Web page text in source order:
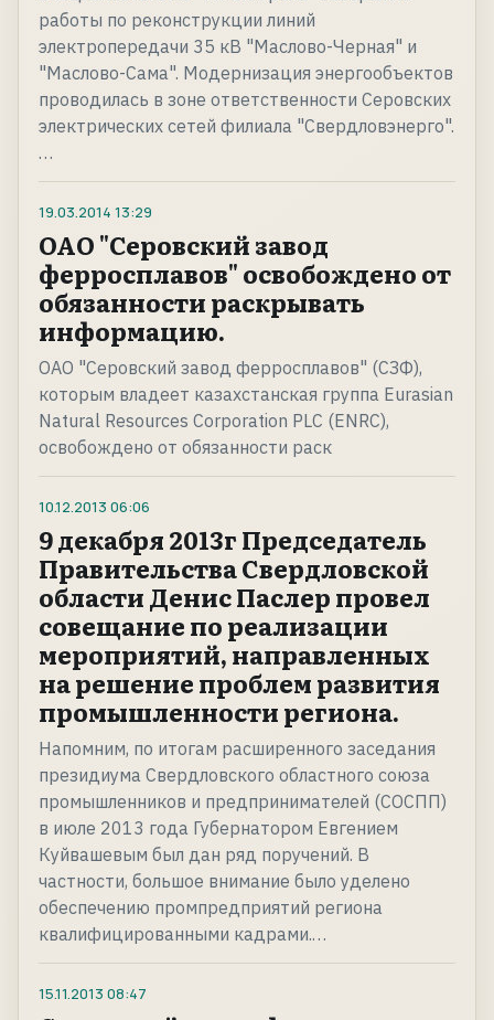
работы по реконструкции линий
электропередачи 35 кВ "Маслово-Черная" и
"Маслово-Сама". Модернизация энергообъектов
проводилась в зоне ответственности Серовских
электрических сетей филиала "Свердловэнерго".
…
19.03.2014 13:29
ОАО "Серовский завод
ферросплавов" освобождено от
обязанности раскрывать
информацию.
ОАО "Серовский завод ферросплавов" (СЗФ),
которым владеет казахстанская группа Eurasian
Natural Resources Corporation PLC (ENRC),
освобождено от обязанности раск
10.12.2013 06:06
9 декабря 2013г Председатель
Правительства Свердловской
области Денис Паслер провел
совещание по реализации
мероприятий, направленных
на решение проблем развития
промышленности региона.
Напомним, по итогам расширенного заседания
президиума Свердловского областного союза
промышленников и предпринимателей (СОСПП)
в июле 2013 года Губернатором Евгением
Куйвашевым был дан ряд поручений. В
частности, большое внимание было уделено
обеспечению промпредприятий региона
квалифицированными кадрами.…
15.11.2013 08:47